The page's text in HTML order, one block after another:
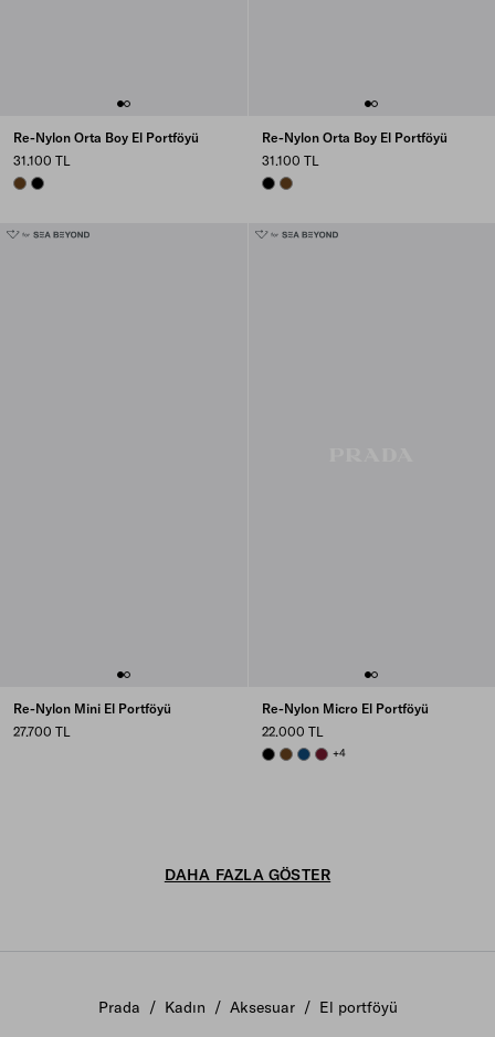
Re-Nylon Orta Boy El Portföyü
31.100 TL
BRANDY
BLACK
Re-Nylon Orta Boy El Portföyü
31.100 TL
BLACKBRANDY
Re-Nylon Mini El Portföyü
27.700 TL
Re-Nylon Micro El Portföyü
22.000 TL
BLACKBRANDY
BALTIC BLUE
BURGUNDY
+4
DAHA FAZLA GÖSTER
Prada / Kadın / Aksesuar / El portföyü